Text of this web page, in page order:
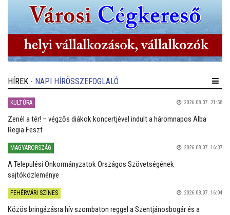
HÍREK - NAPI HÍRÖSSZEFOGLALÓ
KULTÚRA 2026.08.07. 21:58
Zenél a tér! – végzős diákok koncertjével indult a háromnapos Alba
Regia Feszt
MAGYARORSZÁG 2026.08.07. 16:37
A Települési Önkormányzatok Országos Szövetségének
sajtóközleménye
FEHÉRVÁRI SZÍNES 2026.08.07. 16:04
Közös bringázásra hív szombaton reggel a Szentjánosbogár és a